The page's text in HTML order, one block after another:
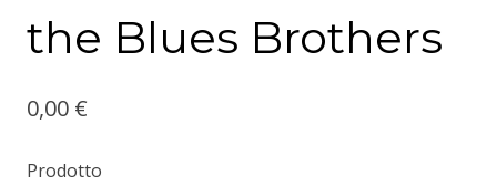
the Blues Brothers
0,00 €
Prodotto